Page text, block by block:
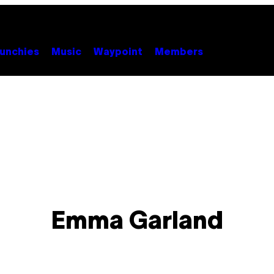
Music Waypoint Members
Emma Garland